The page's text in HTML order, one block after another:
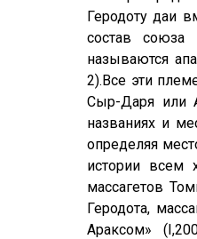
Геродоту даи
состав союза
называются
2).Все эти
Сыр-Даря или
названиях и
определяя
истории всем
массагетов
Геродота,
Араксом»